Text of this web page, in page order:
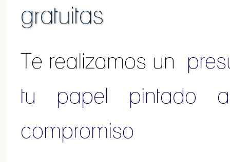
gratuitas
Te realizamos un
tu papel pintado
compromiso